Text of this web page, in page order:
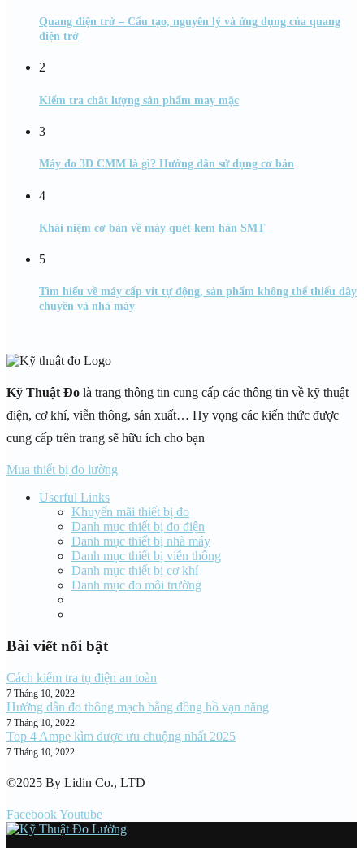
Quang điện trở – Cấu tạo, nguyên lý và ứng dụng của quang
điện trở
2
Kiểm tra chât lượng sản phẩm may mặc
3
Máy đo 3D CMM là gì? Hướng dẫn sử dụng cơ bản
4
Khái niệm cơ bản về máy quét kem hàn SMT
5
Tìm hiểu về máy cấp vít tự động, sản phẩm không thể thiếu dây
chuyền và nhà máy
Kỹ Thuật Đo là trang thông tin cung cấp các thông tin về kỹ thuật
điện, cơ khí, viễn thông, sản xuất… Hy vọng các kiến thức được
cung cấp trên trang sẽ hữu ích cho bạn
Mua thiết bị đo lường
Userful Links
Khuyến mãi thiết bị đo
Danh mục thiết bị đo điện
Danh mục thiết bị nhà máy
Danh mục thiết bị viễn thông
Danh mục thiết bị cơ khí
Danh mục đo môi trường
Bài viết nổi bật
Cách kiểm tra tụ điện an toàn
7 Tháng 10, 2022
Hướng dẫn đo thông mạch bằng đồng hồ vạn năng
7 Tháng 10, 2022
Top 4 Ampe kìm được ưu chuộng nhất 2025
7 Tháng 10, 2022
©2025 By Lidin Co., LTD
FacebookYoutube